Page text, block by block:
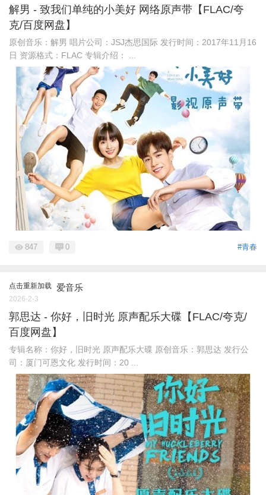
解男 - 致我们单纯的小美好 网络原声带【FLAC/夸
克/百度网盘】
原创音乐：解男 唱片公司：JSJ杰思国际 发行时间：2017年11月16
日 资源格式：FLAC 专辑介绍： ...
#青春
847 0
点击重新加载 爱音乐
2026-2-3
郭思达 - 你好，旧时光 原声配乐大碟【FLAC/夸克/
百度网盘】
专辑名称：你好，旧时光 原声配乐大碟 原创音乐：郭思达 发行公
司：厦门可恩文化 发行时间：20 ...